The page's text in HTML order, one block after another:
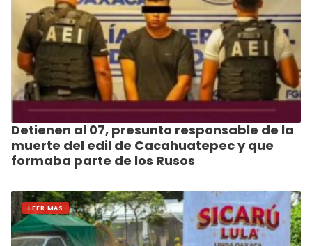
Detienen al 07, presunto responsable de la
muerte del edil de Cacahuatepec y que
formaba parte de los Rusos
LEER MAS